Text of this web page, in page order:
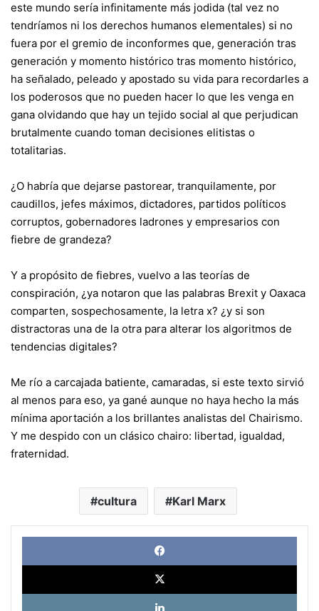
este mundo sería infinitamente más jodida (tal vez no
tendríamos ni los derechos humanos elementales) si no
fuera por el gremio de inconformes que, generación tras
generación y momento histórico tras momento histórico,
ha señalado, peleado y apostado su vida para recordarles a
los poderosos que no pueden hacer lo que les venga en
gana olvidando que hay un tejido social al que perjudican
brutalmente cuando toman decisiones elitistas o
totalitarias.
¿O habría que dejarse pastorear, tranquilamente, por
caudillos, jefes máximos, dictadores, partidos políticos
corruptos, gobernadores ladrones y empresarios con
fiebre de grandeza?
Y a propósito de fiebres, vuelvo a las teorías de
conspiración, ¿ya notaron que las palabras Brexit y Oaxaca
comparten, sospechosamente, la letra x? ¿y si son
distractoras una de la otra para alterar los algoritmos de
tendencias digitales?
Me río a carcajada batiente, camaradas, si este texto sirvió
al menos para eso, ya gané aunque no haya hecho la más
mínima aportación a los brillantes analistas del Chairismo.
Y me despido con un clásico chairo: libertad, igualdad,
fraternidad.
cultura Karl Marx
X